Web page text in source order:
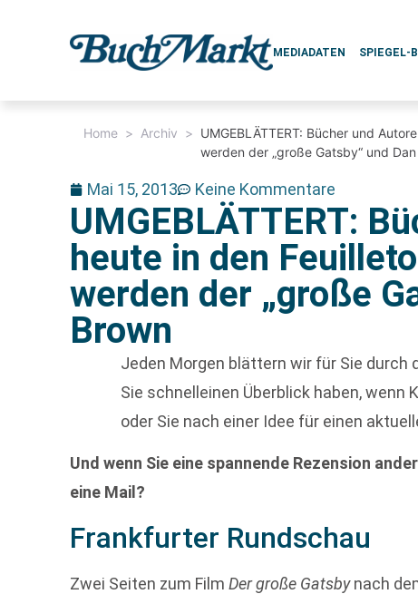
MEDIADATEN SPIEGEL-
Home > Archiv > UMGEBLÄTTERT: Bücher und
werden der „große Gatsby“ und
Mai 15, 2013 Keine Kommentare
UMGEBLÄTTERT:
heute in den
werden der „große
Brown
Jeden Morgen blättern wir für Sie
Sie schnelleinen Überblick haben,
oder Sie nach einer Idee für einen
Und wenn Sie eine spannende Rezension
eine Mail?
Frankfurter Rundschau
Zwei Seiten zum FilmDer große Gatsbynach